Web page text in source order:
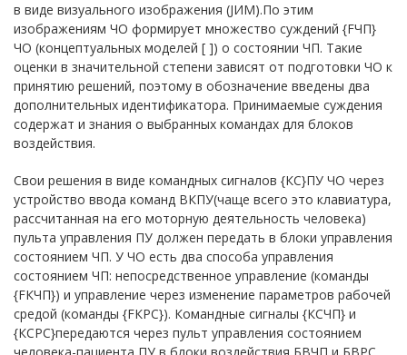
в виде визуального изображения (JИМ).По этим
изображениям ЧО формирует множество суждений {FЧП}
ЧО (концептуальных моделей [ ]) о состоянии ЧП. Такие
оценки в значительной степени зависят от подготовки ЧО к
принятию решений, поэтому в обозначение введены два
дополнительных идентификатора. Принимаемые суждения
содержат и знания о выбранных командах для блоков
воздействия.
Свои решения в виде командных сигналов {КС}ПУ ЧО через
устройство ввода команд ВКПУ(чаще всего это клавиатура,
рассчитанная на его моторную деятельность человека)
пульта управления ПУ должен передать в блоки управления
состоянием ЧП. У ЧО есть два способа управления
состоянием ЧП: непосредственное управление (команды
{FКЧП}) и управление через изменение параметров рабочей
средой (команды {FКРС}). Командные сигналы {КСЧП} и
{КСРС}передаются через пульт управления состоянием